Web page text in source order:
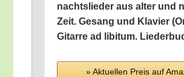
nachts­lie­der aus alter und
Zeit. Gesang und Kla­vier
Gitar­re ad libi­tum.
» Aktu­el­len Preis auf